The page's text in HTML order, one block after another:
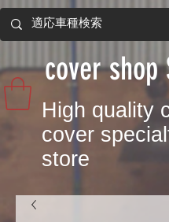
​High quality
cover
store
​cover shop